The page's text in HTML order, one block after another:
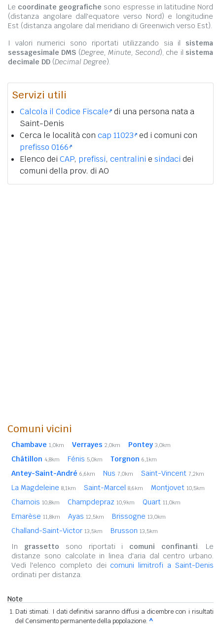
Le coordinate geografiche sono espresse in latitudine Nord
(distanza angolare dall'equatore verso Nord) e longitudine
Est (distanza angolare dal meridiano di Greenwich verso Est).
I valori numerici sono riportati utilizzando sia il sistema
sessagesimale DMS (Degree, Minute, Second), che il sistema
decimale DD (Decimal Degree).
Servizi utili
Calcola il Codice Fiscale di una persona nata a
Saint-Denis
Cerca le località con cap 11023 ed i comuni con
prefisso 0166
Elenco dei CAP, prefissi, centralini e sindaci dei
comuni della prov. di AO
Comuni vicini
Chambave 1,0km Verrayes 2,0km Pontey 3,0km
Châtillon 4,8km Fénis 5,0km Torgnon 6,1km
Antey-Saint-André 6,6km Nus 7,0km Saint-Vincent 7,2km
La Magdeleine 8,1km Saint-Marcel 8,6km Montjovet 10,5km
Chamois 10,8km Champdepraz 10,9km Quart 11,0km
Emarèse 11,8km Ayas 12,5km Brissogne 13,0km
Challand-Saint-Victor 13,5km Brusson 13,5km
In grassetto sono riportati i comuni confinanti. Le
distanze sono calcolate in linea d'aria dal centro urbano.
Vedi l'elenco completo dei comuni limitrofi a Saint-Denis
ordinati per distanza.
Note
Dati stimati. I dati definitivi saranno diffusi a dicembre con i risultati
del Censimento permanente della popolazione. ^